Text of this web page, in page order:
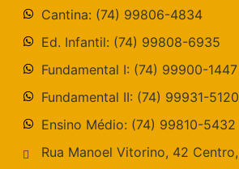
Cantina: (74) 99806-4834
Ed. Infantil: (74) 99808-6935
Fundamental I: (74) 99900-1447
Fundamental II: (74) 99931-5120
Ensino Médio: (74) 99810-5432
Rua Manoel Vitorino, 42 Centro,